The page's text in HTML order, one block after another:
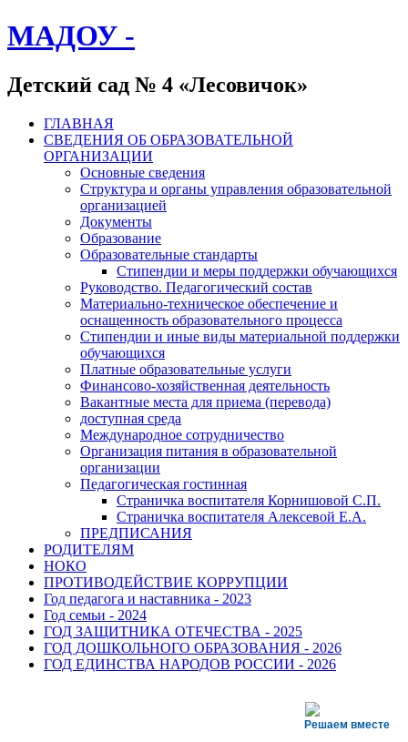
МАДОУ -
Детский сад № 4 «Лесовичок»
ГЛАВНАЯ
СВЕДЕНИЯ ОБ ОБРАЗОВАТЕЛЬНОЙ
ОРГАНИЗАЦИИ
Основные сведения
Структура и органы управления образовательной
организацией
Документы
Образование
Образовательные стандарты
Стипендии и меры поддержки обучающихся
Руководство. Педагогический состав
Материально-техническое обеспечение и
оснащенность образовательного процесса
Стипендии и иные виды материальной поддержки
обучающихся
Платные образовательные услуги
Финансово-хозяйственная деятельность
Вакантные места для приема (перевода)
доступная среда
Международное сотрудничество
Организация питания в образовательной
организации
Педагогическая гостинная
Страничка воспитателя Корнишовой С.П.
Страничка воспитателя Алексевой Е.А.
ПРЕДПИСАНИЯ
РОДИТЕЛЯМ
НОКО
ПРОТИВОДЕЙСТВИЕ КОРРУПЦИИ
Год педагога и наставника - 2023
Год семьи - 2024
ГОД ЗАЩИТНИКА ОТЕЧЕСТВА - 2025
ГОД ДОШКОЛЬНОГО ОБРАЗОВАНИЯ - 2026
ГОД ЕДИНСТВА НАРОДОВ РОССИИ - 2026
Решаем вместе